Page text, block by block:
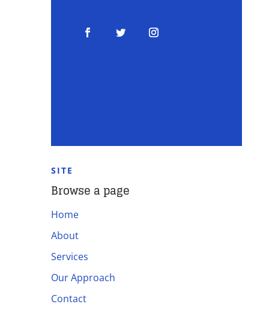
SITE
Browse a page
Home
About
Services
Our Approach
Contact